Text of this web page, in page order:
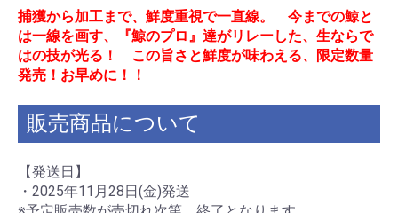
捕獲から加工まで、鮮度重視で一直線。 今までの鯨と
は一線を画す、『鯨のプロ』達がリレーした、生ならで
はの技が光る！ この旨さと鮮度が味わえる、限定数量
発売！お早めに！！
販売商品について
【発送日】
・2025年11月28日(金)発送